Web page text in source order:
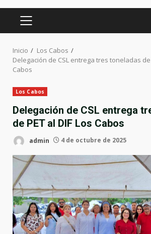
MENÚ
PRINCIPAL
Inicio
Los Cabos
Delegación de CSL entrega tres toneladas de
Cabos
Los Cabos
Delegación de CSL entrega
de PET al DIF Los Cabos
admin 4 de octubre de 2025